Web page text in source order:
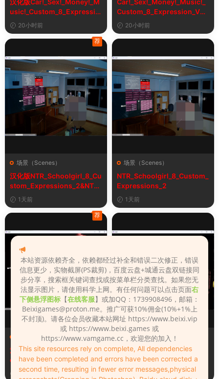
汉化版Car!_Sex!_Money!_M
usic!_Custom_8_Expressio
n_V2_1&车！性！钱！音乐！
自定义表情
20小时前
Car!_Sex!_Money!_Music!_
Custom_8_Expression_V2_
1
20小时前
场景（Scenes）
汉化版NTR_Schoolgirl_8_Cu
stom_Expressions_2&NTR
女学生8自定义表情
1天前
荐
场景（Scenes）
NTR_Schoolgirl_8_Custom_
Expressions_2
1天前
场景（Scenes）
汉化版Fall_Of_Dynasty_Silh
ouette_Play_Bug_Fixed_2&
《王朝陨落》剪影玩法修复版
4天前
荐
场景（Scenes）
Fall_Of_Dynasty_Silhouette
_Play_Bug_Fixed_2
4天前
本站资源依赖齐全，依赖都经过补全和错误二次修正，错误
信息更少，实物截屏(PS裁剪)，百度云盘+城通云盘双链接同
步分享，搜索框关键词查找或按菜单栏分类查找。如果您无
法显示图片，请使用科学上网。有任何问题可以点击页面右
下侧悬浮图标 【在线客服】或加QQ：1739908496，邮箱：
Beixigames@proton.me。推广可获10%佣金(10%+1%上
不封顶)。请各位会员收藏本站网址 https://www.beixi.vip
或 https://www.beixi.games 或
https://www.vamgame.cc，欢迎您的加入！
This site resources rely on complete, All dependencies
have been completed and errors have been corrected a
second time, resulting in fewer error messages,physical